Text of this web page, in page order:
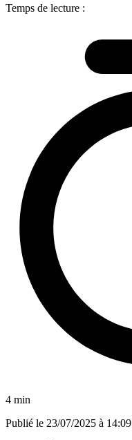
Temps de lecture :
4 min
Publié le 23/07/2025 à 14:09